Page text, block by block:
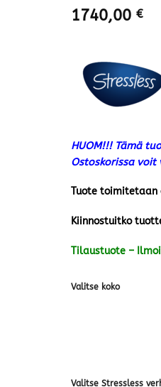
1740,00 €
HUOM!!! Tämä
Ostoskorissa
Tuote toimitetaan
Kiinnostuitko
Tilaustuote –
Valitse koko
Valitse Stressless